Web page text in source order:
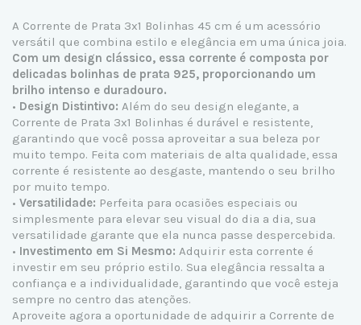
A Corrente de Prata 3x1 Bolinhas 45 cm é um acessório
versátil que combina estilo e elegância em uma única joia.
Com um design clássico, essa corrente é composta por
delicadas bolinhas de prata 925, proporcionando um
brilho intenso e duradouro.
• Design Distintivo: Além do seu design elegante, a
Corrente de Prata 3x1 Bolinhas é durável e resistente,
garantindo que você possa aproveitar a sua beleza por
muito tempo. Feita com materiais de alta qualidade, essa
corrente é resistente ao desgaste, mantendo o seu brilho
por muito tempo.
• Versatilidade: Perfeita para ocasiões especiais ou
simplesmente para elevar seu visual do dia a dia, sua
versatilidade garante que ela nunca passe despercebida.
• Investimento em Si Mesmo: Adquirir esta corrente é
investir em seu próprio estilo. Sua elegância ressalta a
confiança e a individualidade, garantindo que você esteja
sempre no centro das atenções.
Aproveite agora a oportunidade de adquirir a Corrente de